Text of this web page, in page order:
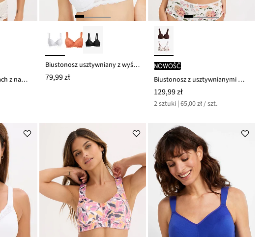
Biustonosz na fiszbinach z nadrukiem w kwiatki (2 szt.)
Biustonosz usztywniany z wyściełanymi ramiączkami
79,99 zł
nowość
Biustonosz z usztywnianymi miseczkami na fiszbinach, z bawełny organicznej (2 szt.)
129,99 zł
2 sztuki | 65,00 zł / szt.